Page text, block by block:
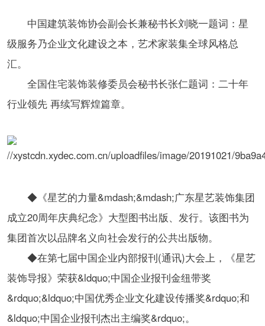
中国建筑装饰协会副会长兼秘书长刘晓一题词：星
级服务乃企业文化建设之本，艺术家装集全球风格总
汇。
全国住宅装饰装修委员会秘书长张仁题词：二十年
行业领先 再续写辉煌篇章。
◆《星艺的力量&mdash;&mdash;广东星艺装饰集团
成立20周年庆典纪念》大型图书出版、发行。该图书为
集团首次以品牌名义向社会发行的公共出版物。
◆在第七届中国企业内部报刊(通讯)大会上，《星艺
装饰导报》荣获&ldquo;中国企业报刊金纽带奖
&rdquo;&ldquo;中国优秀企业文化建设传播奖&rdquo;和
&ldquo;中国企业报刊杰出主编奖&rdquo;。